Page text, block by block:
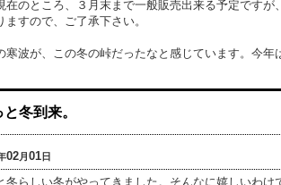
在のところ、３月末まで一般販売出来る予定です
ますので、ご了承下さい。
寒波が、この冬の峠だったなと感じています。今年
冬到来。
02月01日
冬らしい冬がやってきました。そんなに嬉しいわ